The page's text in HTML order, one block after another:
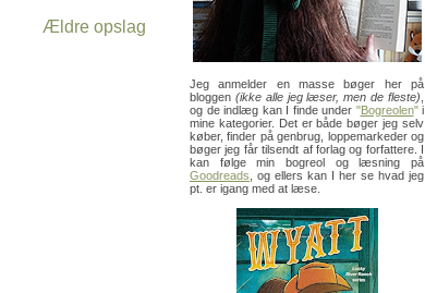
Ældre opslag
Jeg anmelder en masse bøger her på
bloggen (ikke alle jeg læser, men de fleste)
og de indlæg kan I finde under "Bogreolen"i
mine kategorier. Det er både bøger jeg selv
køber, finder på genbrug, loppemarkeder og
bøger jeg får tilsendt af forlag og forfattere. I
kan følge min bogreol og læsning på
Goodreads , og ellers kan I her se hvad jeg
pt. er igang med at læse.